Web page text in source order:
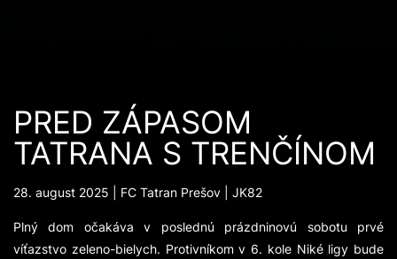
PRED ZÁPASOM
TATRANA S TRENČÍNOM
28. august 2025 | FC Tatran Prešov | JK82
Plný dom očakáva v poslednú prázdninovú sobotu prvé
víťazstvo zeleno-bielych. Protivníkom v 6. kole Niké ligy bude